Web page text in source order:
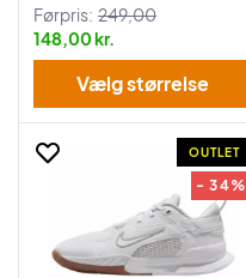
Førpris: 249,00
148,00 kr.
Vælg størrelse
OUTLET
- 34%